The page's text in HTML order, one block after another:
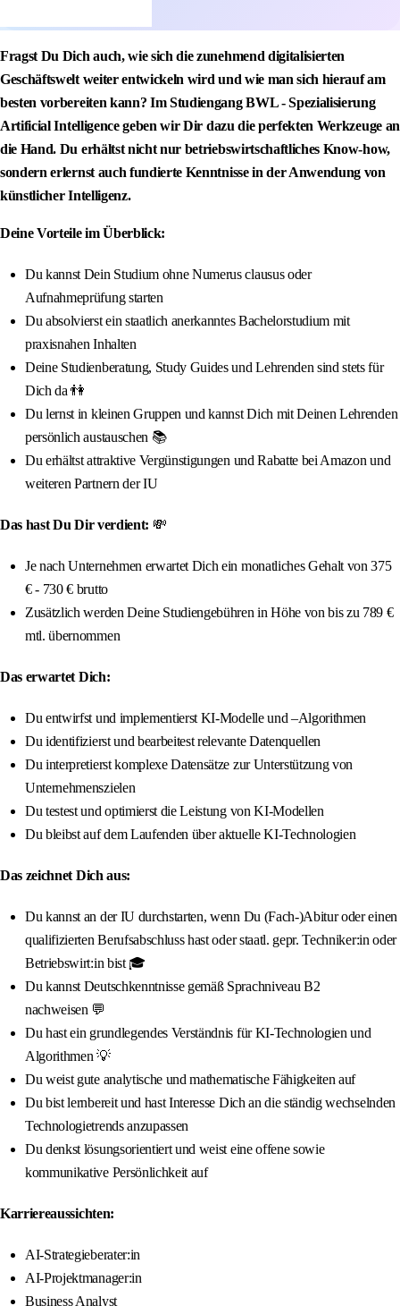
Fragst Du Dich auch, wie sich die zunehmend digitalisierten
Geschäftswelt weiter entwickeln wird und wie man sich hierauf am
besten vorbereiten kann? Im Studiengang BWL - Spezialisierung
Artificial Intelligence geben wir Dir dazu die perfekten Werkzeuge an
die Hand. Du erhältst nicht nur betriebswirtschaftliches Know-how,
sondern erlernst auch fundierte Kenntnisse in der Anwendung von
künstlicher Intelligenz.
Deine Vorteile im Überblick:
Du kannst Dein Studium ohne Numerus clausus oder
Aufnahmeprüfung starten
Du absolvierst ein staatlich anerkanntes Bachelorstudium mit
praxisnahen Inhalten
Deine Studienberatung, Study Guides und Lehrenden sind stets für
Dich da 👫
Du lernst in kleinen Gruppen und kannst Dich mit Deinen Lehrenden
persönlich austauschen 📚
Du erhältst attraktive Vergünstigungen und Rabatte bei Amazon und
weiteren Partnern der IU
Das hast Du Dir verdient: 💸
Je nach Unternehmen erwartet Dich ein monatliches Gehalt von 375
€ - 730 € brutto
Zusätzlich werden Deine Studiengebühren in Höhe von bis zu 789 €
mtl. übernommen
Das erwartet Dich:
Du entwirfst und implementierst KI-Modelle und –Algorithmen
Du identifizierst und bearbeitest relevante Datenquellen
Du interpretierst komplexe Datensätze zur Unterstützung von
Unternehmenszielen
Du testest und optimierst die Leistung von KI-Modellen
Du bleibst auf dem Laufenden über aktuelle KI-Technologien
Das zeichnet Dich aus:
Du kannst an der IU durchstarten, wenn Du (Fach-)Abitur oder einen
qualifizierten Berufsabschluss hast oder staatl. gepr. Techniker:in oder
Betriebswirt:in bist 🎓
Du kannst Deutschkenntnisse gemäß Sprachniveau B2
nachweisen 💬
Du hast ein grundlegendes Verständnis für KI-Technologien und
Algorithmen 💡
Du weist gute analytische und mathematische Fähigkeiten auf
Du bist lernbereit und hast Interesse Dich an die ständig wechselnden
Technologietrends anzupassen
Du denkst lösungsorientiert und weist eine offene sowie
kommunikative Persönlichkeit auf
Karriereaussichten:
AI-Strategieberater:in
AI-Projektmanager:in
Business Analyst